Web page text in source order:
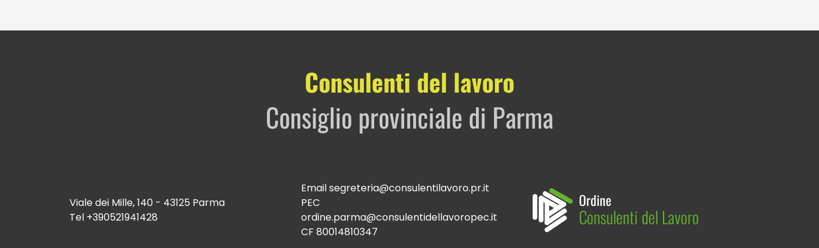
Consulenti del lavoro
Consiglio provinciale di Parma
Viale dei Mille, 140 - 43125 Parma
Tel +390521941428
Emailsegreteria@consulentilavoro.pr.it
PEC
ordine.parma@consulentidellavoropec.it
CF 80014810347
Ordine
Consulenti del Lavoro